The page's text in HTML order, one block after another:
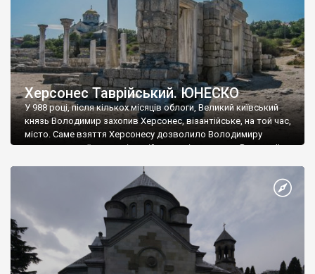
Херсонес Таврійський. ЮНЕСКО
У 988 році, після кількох місяців облоги, Великий київський
князь Володимир захопив Херсонес, візантійське, на той час,
місто. Саме взяття Херсонесу дозволило Володимиру
диктувати свої умови візантійському імператору Василю ІІ, та
Херсонесі Володимир-язичник, став Василем-християнином.
А потім було Хрещення Русі. На честь Херсонесу Таврійського